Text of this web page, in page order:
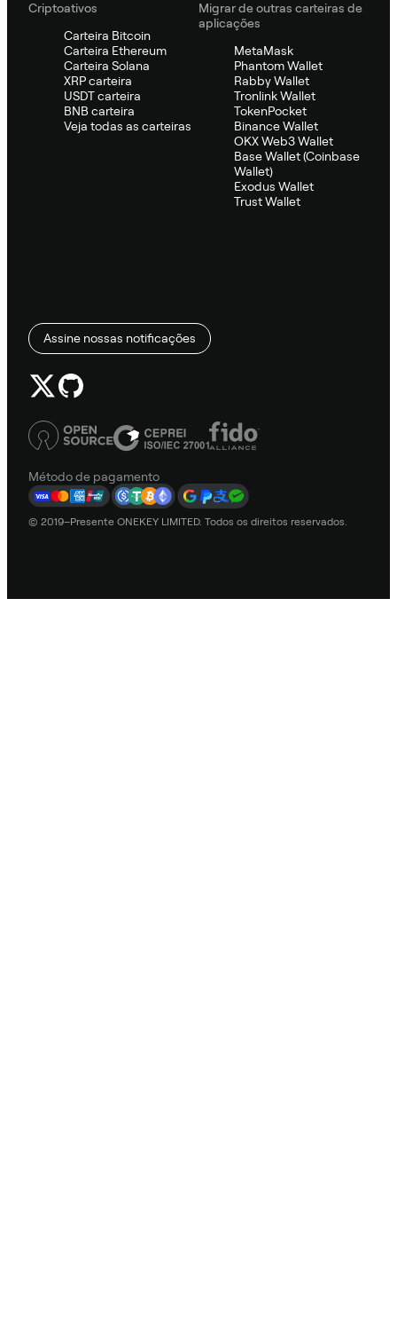
Criptoativos
Carteira Bitcoin
Carteira Ethereum
Carteira Solana
XRP carteira
USDT carteira
BNB carteira
Veja todas as carteiras
Migrar de outras carteiras de
aplicações
MetaMask
Phantom Wallet
Rabby Wallet
Tronlink Wallet
TokenPocket
Binance Wallet
OKX Web3 Wallet
Base Wallet (Coinbase
Wallet)
Exodus Wallet
Trust Wallet
Assine nossas notificações
Método de pagamento
© 2019–Presente ONEKEY LIMITED. Todos os direitos reservados.